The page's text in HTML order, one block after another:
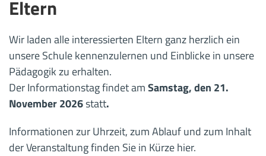
Eltern
Wir laden alle interessierten Eltern ganz herzlich ein
unsere Schule kennenzulernen und Einblicke in unsere
Pädagogik zu erhalten.
Der Informationstag findet amSamstag, den 21.
November 2026statt.
Informationen zur Uhrzeit, zum Ablauf und zum Inhalt
der Veranstaltung finden Sie in Kürze hier.